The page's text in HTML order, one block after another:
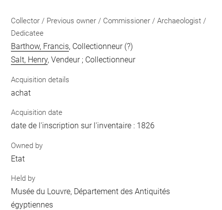
Collector / Previous owner / Commissioner / Archaeologist /
Dedicatee
Barthow, Francis, Collectionneur (?)
Salt, Henry, Vendeur ; Collectionneur
Acquisition details
achat
Acquisition date
date de l'inscription sur l'inventaire : 1826
Owned by
Etat
Held by
Musée du Louvre, Département des Antiquités
égyptiennes